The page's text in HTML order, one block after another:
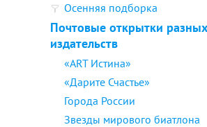
Осенняя подборка
Почтовые открытки разных
издательств
«ART Истина»
«Дарите Счастье»
Города России
Звезды мирового биатлона